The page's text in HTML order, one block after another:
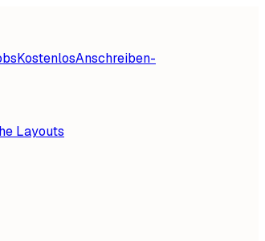
KostenlosAnschreiben-
Layouts